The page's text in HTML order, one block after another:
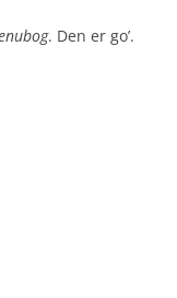
. Den er go’.